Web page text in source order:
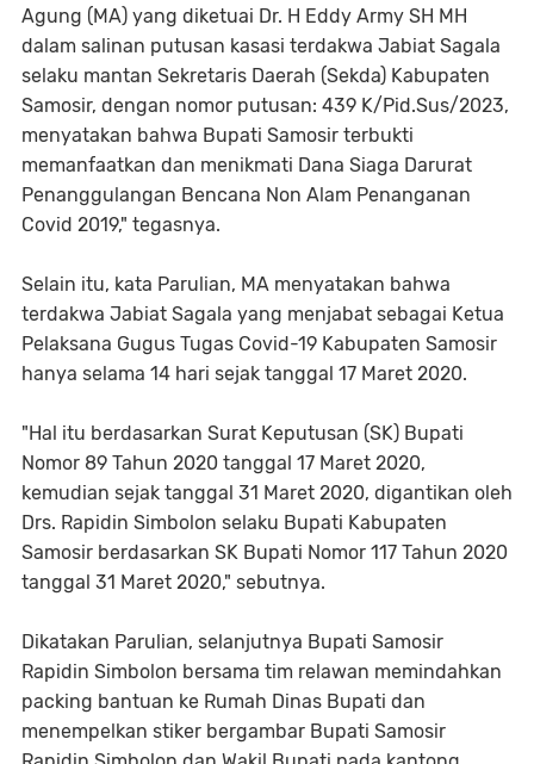
Agung (MA) yang diketuai Dr. H Eddy Army SH MH
dalam salinan putusan kasasi terdakwa Jabiat Sagala
selaku mantan Sekretaris Daerah (Sekda) Kabupaten
Samosir, dengan nomor putusan: 439 K/Pid.Sus/2023,
menyatakan bahwa Bupati Samosir terbukti
memanfaatkan dan menikmati Dana Siaga Darurat
Penanggulangan Bencana Non Alam Penanganan
Covid 2019," tegasnya.
Selain itu, kata Parulian, MA menyatakan bahwa
terdakwa Jabiat Sagala yang menjabat sebagai Ketua
Pelaksana Gugus Tugas Covid-19 Kabupaten Samosir
hanya selama 14 hari sejak tanggal 17 Maret 2020.
"Hal itu berdasarkan Surat Keputusan (SK) Bupati
Nomor 89 Tahun 2020 tanggal 17 Maret 2020,
kemudian sejak tanggal 31 Maret 2020, digantikan oleh
Drs. Rapidin Simbolon selaku Bupati Kabupaten
Samosir berdasarkan SK Bupati Nomor 117 Tahun 2020
tanggal 31 Maret 2020," sebutnya.
Dikatakan Parulian, selanjutnya Bupati Samosir
Rapidin Simbolon bersama tim relawan memindahkan
packing bantuan ke Rumah Dinas Bupati dan
menempelkan stiker bergambar Bupati Samosir